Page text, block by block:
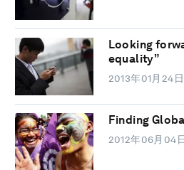
Looking
equality”
2013年01月24日
Finding
2012年06月04日